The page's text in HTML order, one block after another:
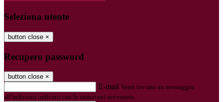
Seleziona utente
button close ×
Recupero password
button close ×
E-mail Verrà inviato un messaggio
all'indirizzo indicato con le istruzioni necessarie.